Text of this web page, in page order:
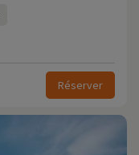
Réserver